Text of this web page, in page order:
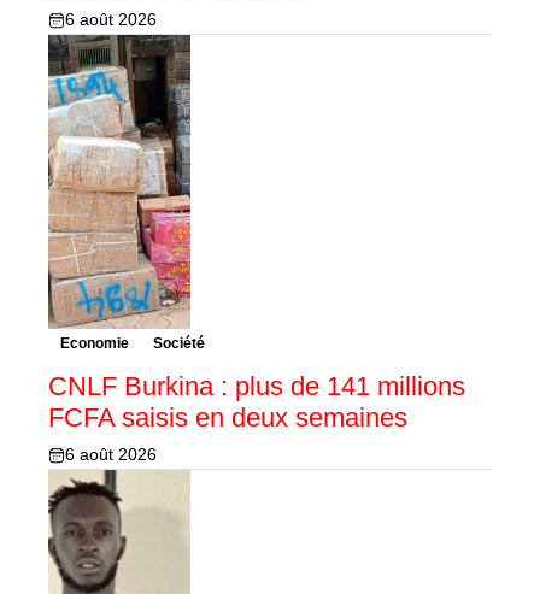
6 août 2026
Economie Société
CNLF Burkina : plus de 141 millions
FCFA saisis en deux semaines
6 août 2026